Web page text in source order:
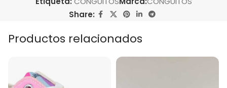
Share:
Productos relacionados